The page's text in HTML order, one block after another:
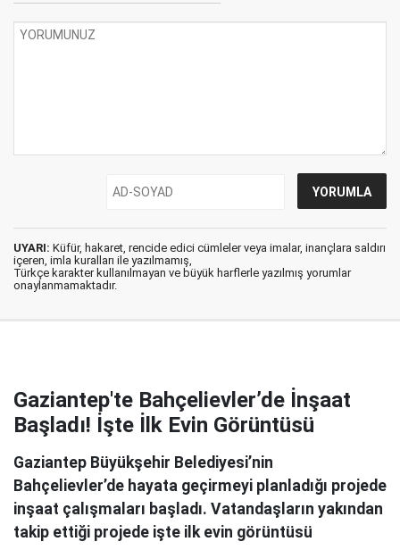
UYARI: Küfür, hakaret, rencide edici cümleler veya imalar, inançlara saldırı
içeren, imla kuralları ile yazılmamış,
Türkçe karakter kullanılmayan ve büyük harflerle yazılmış yorumlar
onaylanmamaktadır.
Gaziantep'te Bahçelievler’de İnşaat
Başladı! İşte İlk Evin Görüntüsü
Gaziantep Büyükşehir Belediyesi’nin
Bahçelievler’de hayata geçirmeyi planladığı projede
inşaat çalışmaları başladı. Vatandaşların yakından
takip ettiği projede işte ilk evin görüntüsü